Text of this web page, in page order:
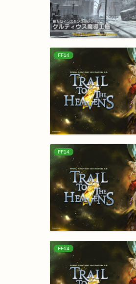
FF14
FF14
FF14